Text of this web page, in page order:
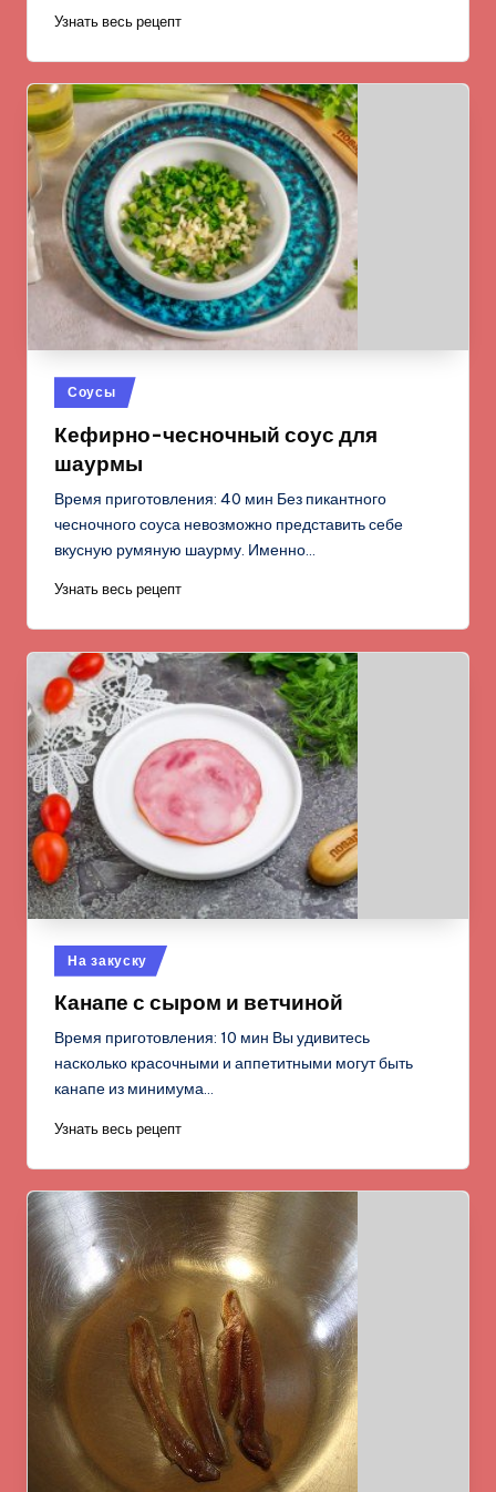
Узнать весь рецепт
Опубликовано
в
Соусы
Кефирно-чесночный соус для
шаурмы
Время приготовления: 40 мин Без пикантного
чесночного соуса невозможно представить себе
вкусную румяную шаурму. Именно…
Узнать весь рецепт
Опубликовано
в
На закуску
Канапе с сыром и ветчиной
Время приготовления: 10 мин Вы удивитесь
насколько красочными и аппетитными могут быть
канапе из минимума…
Узнать весь рецепт